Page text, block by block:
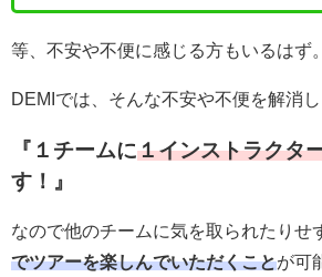
等、不安や不便に感じる方もいるはず。
DEMIでは、そんな不安や不便を解消し
『１チームに１インストラクタ
す！』
なので他のチームに気を取られたりせ
でツアーを楽しんでいただくことが可